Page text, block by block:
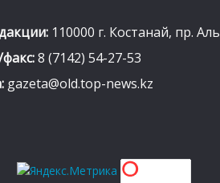
110000 г. Костанай, пр.
8 (7142) 54-27-53
gazeta@old.top-news.kz